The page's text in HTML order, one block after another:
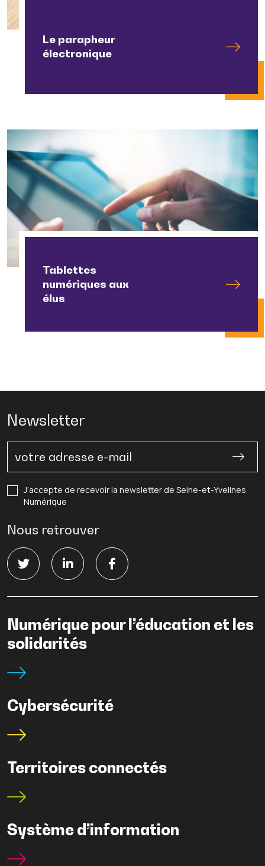
Le parapheur
électronique
Tablettes
numériques aux
élus
Newsletter
J’accepte de recevoir la newsletter de Seine-et-Yvelines
Numérique
Nous retrouver
Numérique pour l’éducation et les
solidarités
Cybersécurité
Territoires connectés
Système d’information